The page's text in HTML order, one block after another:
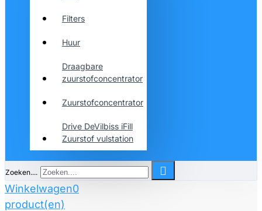
Filters
Huur
Draagbare
zuurstofconcentrator
Zuurstofconcentrator
Drive DeVilbiss iFill
Zuurstof vulstation
Zoeken....
Winkelwagen0
product(en)